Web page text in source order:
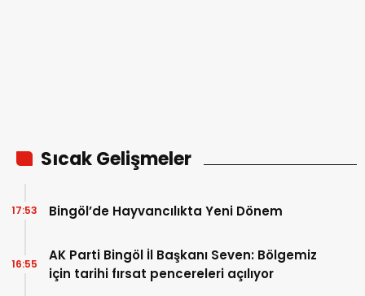
Sıcak Gelişmeler
Bingöl’de Hayvancılıkta Yeni Dönem
17:53
AK Parti Bingöl İl Başkanı Seven: Bölgemiz
için tarihi fırsat pencereleri açılıyor
16:55